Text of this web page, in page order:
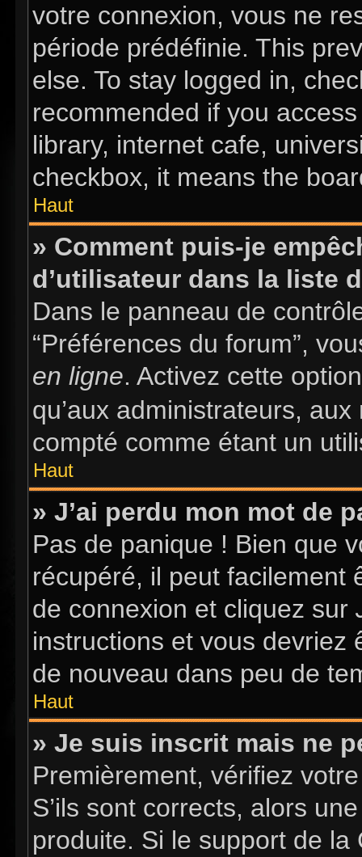
votre connexion, vous ne
période prédéfinie. This
else. To stay logged in,
recommended if you
library, internet cafe,
checkbox, it means the
Haut
» Comment puis-je
d’utilisateur dans la liste
Dans le panneau de
“Préférences du forum”,
en ligne. Activez cette
qu’aux administrateurs,
compté comme étant un
Haut
» J’ai perdu mon mot de
Pas de panique ! Bien que
récupéré, il peut facilement
de connexion et cliquez sur
instructions et vous devriez
de nouveau dans peu de
Haut
» Je suis inscrit mais ne
Premièrement, vérifiez
S’ils sont corrects, alors
produite. Si le support de la